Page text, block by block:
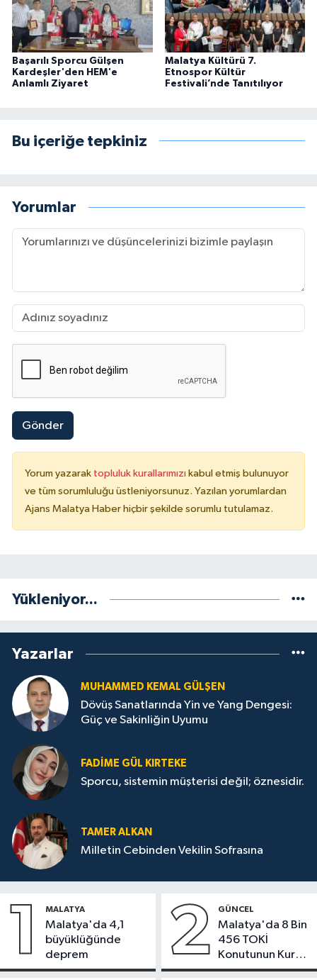
Başarılı Sporcu Gülşen
Kardeşler'den HEM'e
Anlamlı Ziyaret
Malatya Kültürü 7.
Etnospor Kültür
Festivali’nde Tanıtılıyor
Bu içeriğe tepkiniz
Yorumlar
Gönder
Yorum yazarak topluluk kurallarımızı kabul etmiş bulunuyor
ve tüm sorumluluğu üstleniyorsunuz. Yazılan yorumlardan
Ajans Malatya Haber hiçbir şekilde sorumlu tutulamaz.
Yükleniyor...
Yazarlar
MUHAMMED KEMAL GÜLŞEN
Dövüş Sanatlarında Yin ve Yang Dengesi:
Güç ve Sakinliğin Uyumu
FADIME GÜL KIRTEKE
Sporcu, sistemin müşterisi değil; öznesidir.
TAMER ALKAN
Milletin Cebinden Vekilin Sofrasına
1 MALATYA
Malatya'da 4,1
büyüklüğünde
deprem
2 GÜNCEL
Malatya'da 8 Bin
456 TOKİ
Konutunun Kurası
Bugün Çekiliyor